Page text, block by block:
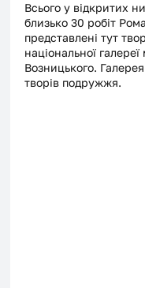
Всього у відкритих
близько 30 робіт
представлені тут
національної
Возницького.
творів подружжя.